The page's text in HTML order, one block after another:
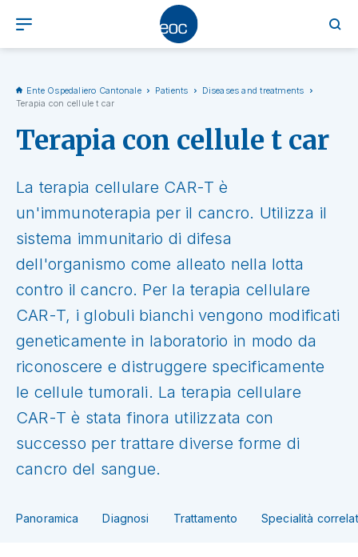
Ente Ospedaliero Cantonale Patients
Diseases and treatments
Terapia con cellule t car
Terapia con cellule t car
La terapia cellulare CAR-T è
un'immunoterapia per il cancro. Utilizza il
sistema immunitario di difesa
dell'organismo come alleato nella lotta
contro il cancro. Per la terapia cellulare
CAR-T, i globuli bianchi vengono modificati
geneticamente in laboratorio in modo da
riconoscere e distruggere specificamente
le cellule tumorali. La terapia cellulare
CAR-T è stata finora utilizzata con
successo per trattare diverse forme di
cancro del sangue.
Panoramica Diagnosi Trattamento Specialità